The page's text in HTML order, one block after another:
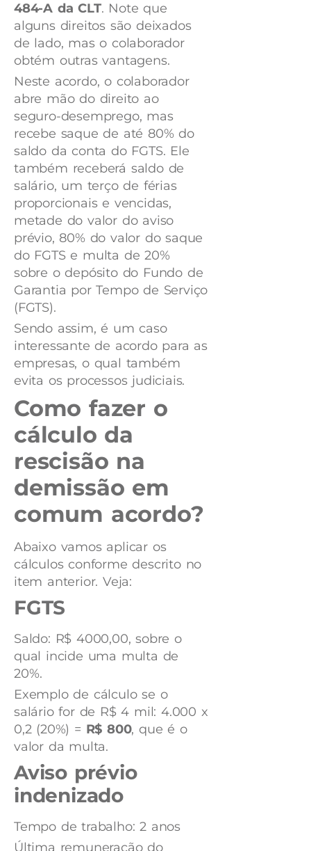
484-A da CLT. Note que
alguns direitos são deixados
de lado, mas o colaborador
obtém outras vantagens.
Neste acordo, o colaborador
abre mão do direito ao
seguro-desemprego, mas
recebe saque de até 80% do
saldo da conta do FGTS. Ele
também receberá saldo de
salário, um terço de férias
proporcionais e vencidas,
metade do valor do aviso
prévio, 80% do valor do saque
do FGTS e multa de 20%
sobre o depósito do Fundo de
Garantia por Tempo de Serviço
(FGTS).
Sendo assim, é um caso
interessante de acordo para as
empresas, o qual também
evita os processos judiciais.
Como fazer o
cálculo da
rescisão na
demissão em
comum acordo?
Abaixo vamos aplicar os
cálculos conforme descrito no
item anterior. Veja:
FGTS
Saldo: R$ 4000,00, sobre o
qual incide uma multa de
20%.
Exemplo de cálculo se o
salário for de R$ 4 mil: 4.000 x
0,2 (20%) = R$ 800, que é o
valor da multa.
Aviso prévio
indenizado
Tempo de trabalho: 2 anos
Última remuneração do